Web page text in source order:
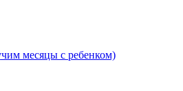
месяцы с ребенком)